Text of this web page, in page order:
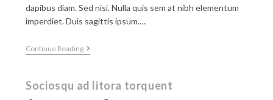
dapibus diam. Sed nisi. Nulla quis sem at nibh elementum
imperdiet. Duis sagittis ipsum.…
Continue Reading
Sociosqu ad litora torquent